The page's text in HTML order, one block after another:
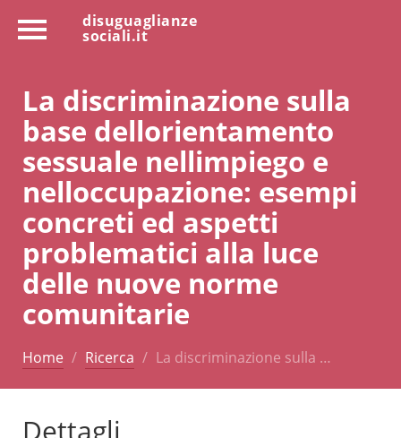
disuguaglianze
sociali.it
La discriminazione sulla
base dellorientamento
sessuale nellimpiego e
nelloccupazione: esempi
concreti ed aspetti
problematici alla luce
delle nuove norme
comunitarie
Home Ricerca La discriminazione sulla …
Dettagli